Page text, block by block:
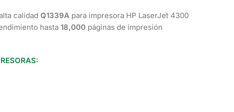
calidad Q1339A para impresora HP LaserJet 4300
hasta 18,000 páginas de impresión